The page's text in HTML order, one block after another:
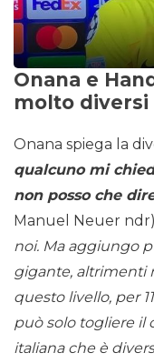
Onana e
molto diversi
Onana spiega la
qualcuno mi
non posso che
Manuel Neuer ndr)
noi. Ma aggiungo
gigante, altrimenti
questo livello, per
può solo togliere il
italiana che è